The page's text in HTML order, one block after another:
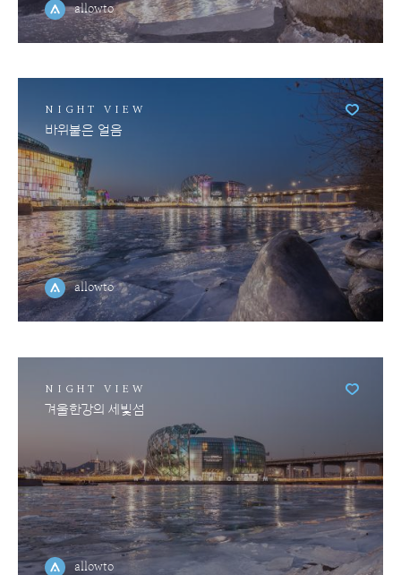
allowto
NIGHT VIEW
바위붙은 얼음
allowto
NIGHT VIEW
겨울한강의 세빛섬
allowto